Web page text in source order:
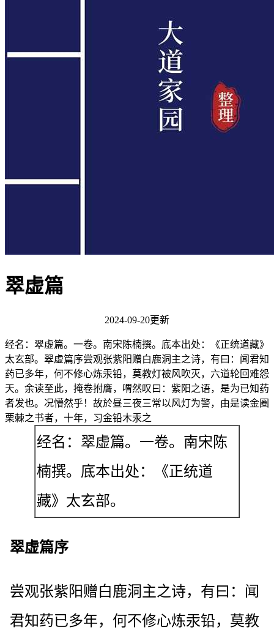
翠虚篇
2024-09-20更新
经名：翠虚篇。一卷。南宋陈楠撰。底本出处：《正统道藏》
太玄部。翠虚篇序尝观张紫阳赠白鹿洞主之诗，有曰：闻君知
药已多年，何不修心炼汞铅，莫教灯被风吹灭，六道轮回难怨
天。余读至此，掩卷拊膺，喟然叹曰：紫阳之语，是为已知药
者发也。况懵然乎！故於昼三夜三常以风灯为警，由是读金圈
栗棘之书者，十年，习金铅木汞之
经名：翠虚篇。一卷。南宋陈
楠撰。底本出处：《正统道
藏》太玄部。
翠虚篇序
尝观张紫阳赠白鹿洞主之诗，有曰：闻
君知药已多年，何不修心炼汞铅，莫教